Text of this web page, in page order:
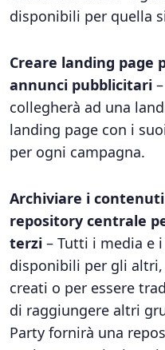
disponibili per quella
Creare landing page
annunci pubblicitari
collegherà ad una
landing page con i
per ogni campagna.
Archiviare i
repository centrale
terzi – Tutti i media e
disponibili per gli
creati o per essere
di raggiungere altri
Party fornirà una